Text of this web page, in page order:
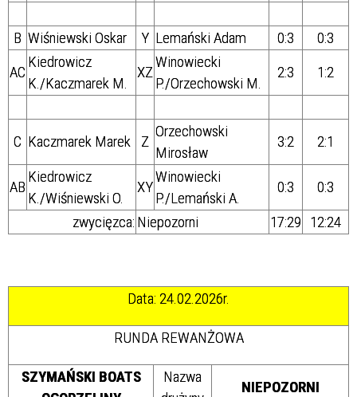
B Wiśniewski Oskar Y Lemański Adam 0:3
0:3
AC
Kiedrowicz
K./Kaczmarek M.
XZ
Winowiecki
P./Orzechowski M.
2:3 1:2
C Kaczmarek Marek Z
Orzechowski
Mirosław
3:2 2:1
AB
Kiedrowicz
K./Wiśniewski O.
XY
Winowiecki
P./Lemański A.
0:3
0:3
zwycięzca: Niepozorni 17:29 12:24
Data: 24.02.2026r.
RUNDA REWANŻOWA
SZYMAŃSKI BOATS
Nazwa
NIEPOZORNI